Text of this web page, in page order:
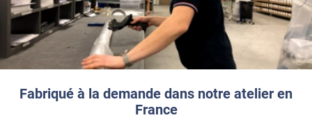
Fabriqué à la demande dans notre atelier en
France